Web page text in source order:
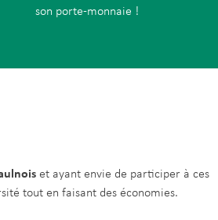
son porte-monnaie !
et ayant envie de participer à ces
tout en faisant des économies.